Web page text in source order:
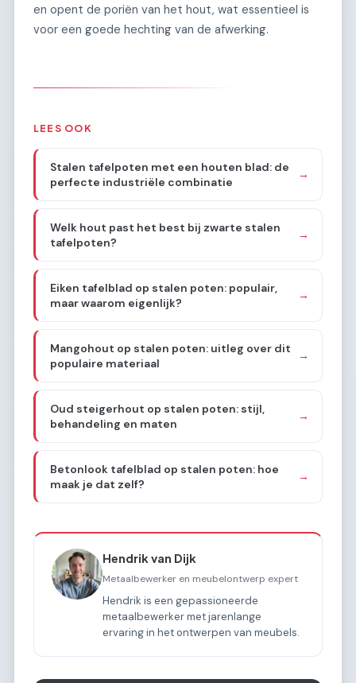
en opent de poriën van het hout, wat essentieel is
voor een goede hechting van de afwerking.
LEES OOK
Stalen tafelpoten met een houten blad: de
perfecte industriële combinatie
→
Welk hout past het best bij zwarte stalen
tafelpoten?
→
Eiken tafelblad op stalen poten: populair,
maar waarom eigenlijk?
→
Mangohout op stalen poten: uitleg over dit
populaire materiaal
→
Oud steigerhout op stalen poten: stijl,
behandeling en maten
→
Betonlook tafelblad op stalen poten: hoe
maak je dat zelf?
→
Hendrik van Dijk
Metaalbewerker en meubelontwerp expert
Hendrik is een gepassioneerde
metaalbewerker met jarenlange
ervaring in het ontwerpen van meubels.